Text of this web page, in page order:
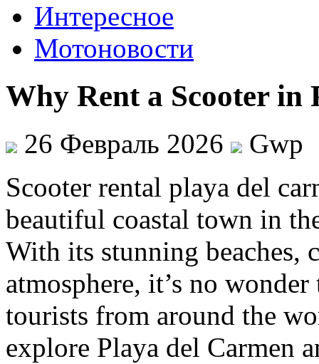
Интересное
Мотоновости
Why Rent a Scooter in
26 Февраль 2026
Gwp
Scooter rental playa del
beautiful coastal town in
With its stunning beaches,
atmosphere, it’s no
tourists from around the
explore Playa del Carmen